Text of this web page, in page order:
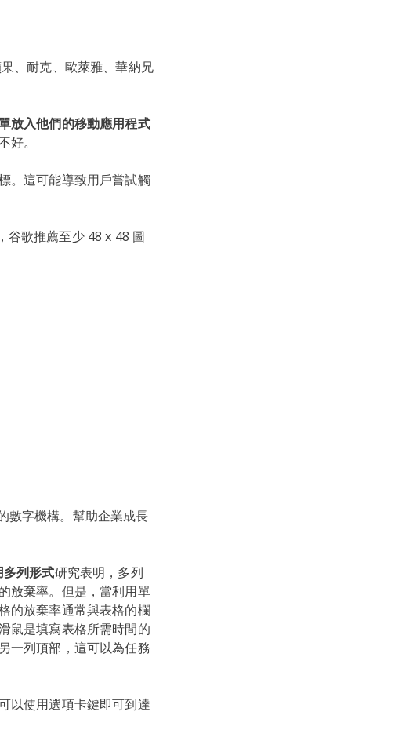
、耐克、歐萊雅、華納兄
放入他們的移動應用程式
。
。這可能導致用戶嘗試觸
谷歌推薦至少 48 x 48 圖
數字機構。幫助企業成長
列形式研究表明，多列
放棄率。但是，當利用單
的放棄率通常與表格的欄
鼠是填寫表格所需時間的
一列頂部，這可以為任務
以使用選項卡鍵即可到達